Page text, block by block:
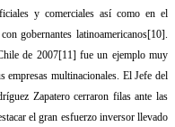
y comerciales así como en el
gobernantes latinoamericanos[10].
de 2007[11] fue un ejemplo muy
empresas multinacionales. El Jefe del
Zapatero cerraron filas ante las
el gran esfuerzo inversor llevado